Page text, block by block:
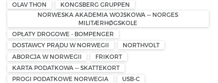
OLAV THON
KONGSBERG GRUPPEN
NORWESKA AKADEMIA WOJSKOWA — NORGES
MILITÆRHØGSKOLE
OPŁATY DROGOWE - BOMPENGER
DOSTAWCY PRĄDU W NORWEGII
NORTHVOLT
ABORCJA W NORWEGII
FRIKORT
KARTA PODATKOWA — SKATTEKORT
PROGI PODATKOWE NORWEGIA
USB-C